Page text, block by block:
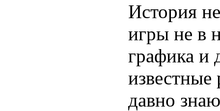
История
игры не в
графика и
известные
давно